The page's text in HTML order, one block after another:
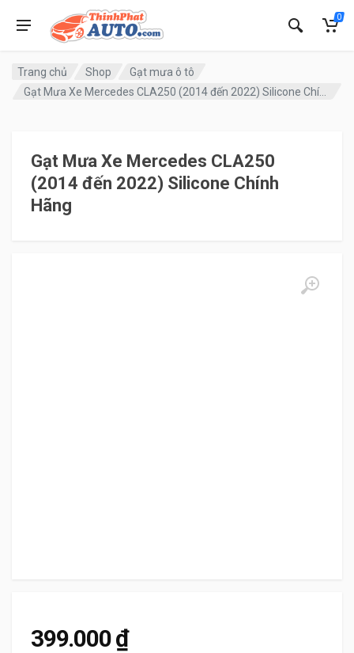
0
Trang chủ Shop
Gạt mưa ô tô
Gạt Mưa Xe Mercedes CLA250 (2014 đến 2022) Silicone Chính Hãng
Gạt Mưa Xe Mercedes CLA250
(2014 đến 2022) Silicone Chính
Hãng
399.000₫